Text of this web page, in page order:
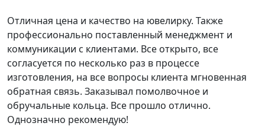
Отличная цена и качество на ювелирку. Также
профессионально поставленный менеджмент и
коммуникации с клиентами. Все открыто, все
согласуется по несколько раз в процессе
изготовления, на все вопросы клиента мгновенная
обратная связь. Заказывал помолвочное и
обручальные кольца. Все прошло отлично.
Однозначно рекомендую!